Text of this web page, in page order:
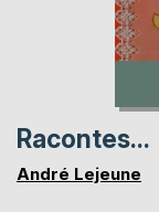
Racontes...
André Lejeune